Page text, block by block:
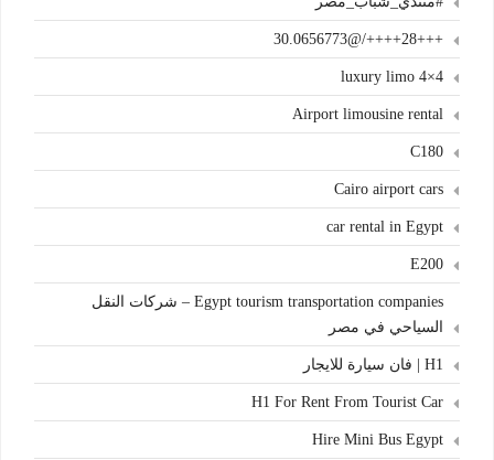
+++28++++/@30.0656773
4×4 luxury limo
Airport limousine rental
C180
Cairo airport cars
car rental in Egypt
E200
Egypt tourism transportation companies – شركات النقل
السياحي في مصر
H1 | فان سيارة للايجار
H1 For Rent From Tourist Car
Hire Mini Bus Egypt